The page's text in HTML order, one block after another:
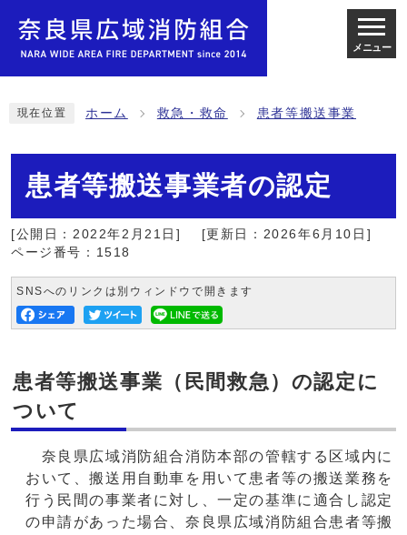
メニュー
現在位置 ホーム 救急・救命 患者等搬送事業
患者等搬送事業者の認定
[公開日：2022年2月21日]
[更新日：2026年6月10日]
ページ番号：1518
SNSへのリンクは別ウィンドウで開きます
患者等搬送事業（民間救急）の認定に
ついて
奈良県広域消防組合消防本部の管轄する区域内に
おいて、搬送用自動車を用いて患者等の搬送業務を
行う民間の事業者に対し、一定の基準に適合し認定
の申請があった場合、奈良県広域消防組合患者等搬